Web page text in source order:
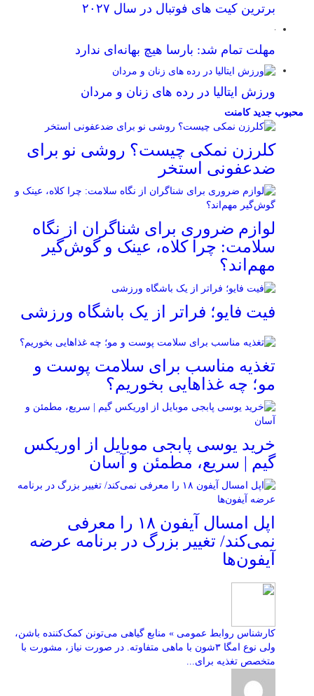
برترین کیت های فوتبال در سال ۲۰۲۷
مهلت تمام شد: بارسا هیچ بهانه‌‌ای ندارد
ورزش ایتالیا در رده های زنان و مردان
محبوب جدیدکامنت
کلرزن نمکی چیست؟ روشی نو برای
ضدعفونی استخر
لوازم ضروری برای شناگران از نگاه
سلامت: چرا کلاه، عینک و گوش‌گیر
مهم‌اند؟
فیت ‌فایو؛ فراتر از یک باشگاه ورزشی
تغذیه مناسب برای سلامت پوست و
مو؛ چه غذاهایی بخوریم؟
خرید یوسی پابجی موبایل از اوریکس
گیم | سریع، مطمئن و آسان
اپل امسال آیفون ۱۸ را معرفی
نمی‌کند/ تغییر بزرگ در برنامه عرضه
آیفون‌ها
کارشناس روابط عمومی » منابع گیاهی می‌تونن کمک‌کننده باشن،
ولی نوع امگا ۳شون با ماهی متفاوته. در صورت نیاز، مشورت با
متخصص تغذیه برای...